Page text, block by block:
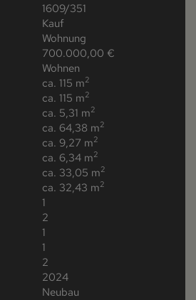
1609/351
Kauf
Wohnung
700.000,00 €
Wohnen
ca. 115 m2
ca. 115 m2
ca. 5,31 m2
ca. 64,38 m2
ca. 9,27 m2
ca. 6,34 m2
ca. 33,05 m2
ca. 32,43 m2
1
2
1
1
2
2024
Neubau